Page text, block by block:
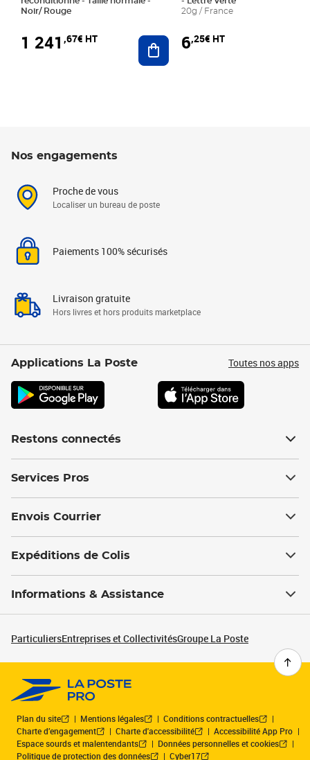
Noir/ Rouge
1 241 ,67€ HT Ajouter au panier
20g / France
6,25€ HT
Nos engagements
Proche de vous
Localiser un bureau de poste
Paiements 100% sécurisés
Livraison gratuite
Hors livres et hors produits marketplace
Applications La Poste Toutes nos apps
Restons connectés
Services Pros
Envois Courrier
Expéditions de Colis
Informations & Assistance
ParticuliersEntreprises et CollectivitésGroupe La Poste
Plan du site Mentions légales
Conditions contractuelles
Charte d’engagement
Charte d'accessibilité
Accessibilité App Pro
Espace sourds et malentendants
Données personnelles et cookies
Politique de protection des données
Cyber17